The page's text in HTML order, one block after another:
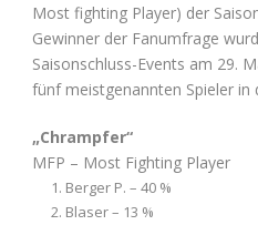
Most fighting Player) der
Gewinner der Fanumfrage
Saisonschluss-Events am 29.
fünf meistgenannten Spieler in
„Chrampfer“
MFP – Most Fighting Player
Berger P. – 40 %
Blaser – 13 %